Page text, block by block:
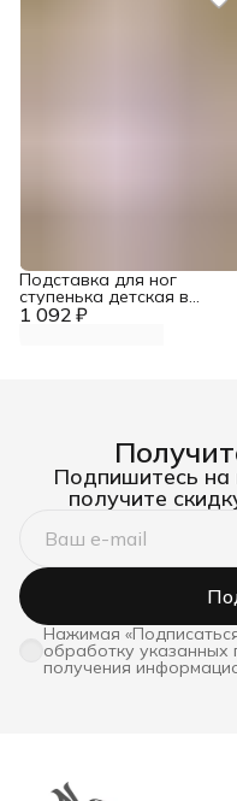
1 092 ₽
Подставка для ног
ступенька детская в
ванную
Подпишитесь на
получите
Нажимая
обработку указанных
получения